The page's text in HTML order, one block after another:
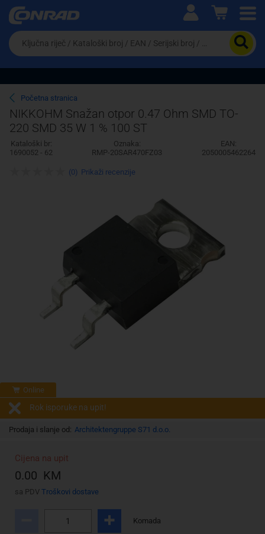
Ova postavka prilagođava asortiman proizvoda i
cijene vašim potrebama.
Pravno lice
Da
biste
potražili
proizvod,
unesite
ključnu
riječ,
kataloški
broj,
EAN
ili
Početna stranica
NIKKOHM Snažan otpor 0.47 Ohm SMD TO-
220 SMD 35 W 1 % 100 ST
Kataloški br:
1690052 - 62
Oznaka:
RMP-20SAR470FZ03
EAN:
2050005462264
Online
Rok isporuke na upit!
Prodaja i slanje od: Architektengruppe S71 d.o.o.
Cijena na upit
0.00 KM
sa PDV Troškovi dostave
Komada
(0) Prikaži recenzije